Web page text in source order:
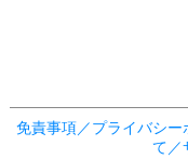
免責事項／プライバシ
て／